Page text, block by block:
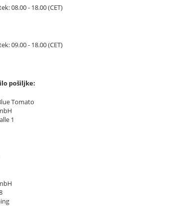
08.00 - 18.00 (CET)
09.00 - 18.00 (CET)
pošiljke:
Tomato
1